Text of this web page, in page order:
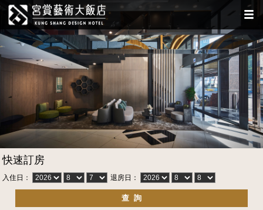
快速訂房
入住日： 退房日：